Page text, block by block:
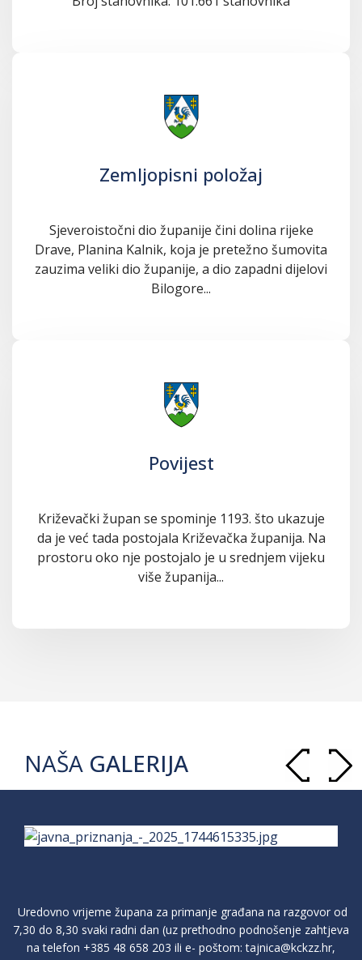
Zemljopisni položaj
Sjeveroistočni dio županije čini dolina rijeke
Drave, Planina Kalnik, koja je pretežno šumovita
zauzima veliki dio županije, a dio zapadni dijelovi
Bilogore...
Povijest
Križevački župan se spominje 1193. što ukazuje
da je već tada postojala Križevačka županija. Na
prostoru oko nje postojalo je u srednjem vijeku
više županija...
NAŠA GALERIJA
Uredovno vrijeme župana za primanje građana na razgovor od
7,30 do 8,30 svaki radni dan (uz prethodno podnošenje zahtjeva
na telefon +385 48 658 203 ili e- poštom:tajnica@kckzz.hr,